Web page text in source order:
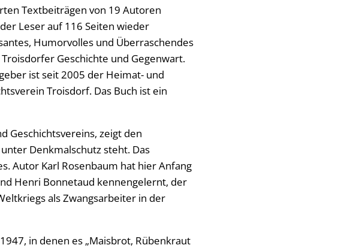
Textbeiträgen von 19 Autoren
Leser auf 116 Seiten wieder
Humorvolles und Überraschendes
Geschichte und Gegenwart.
ist seit 2005 der Heimat- und
Troisdorf. Das Buch ist ein
Geschichtsvereins, zeigt den
Denkmalschutz steht. Das
Autor Karl Rosenbaum hat hier Anfang
Henri Bonnetaud kennengelernt, der
als Zwangsarbeiter in der
in denen es „Maisbrot, Rübenkraut